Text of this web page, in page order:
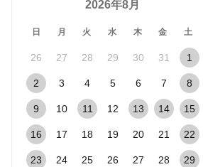
2026年8月
日 月 火 水 木 金 土
26 27 28 29 30 31 1
2 3 4 5 6 7 8
9 10 11 12 13 14 15
16 17 18 19 20 21 22
23 24 25 26 27 28 29